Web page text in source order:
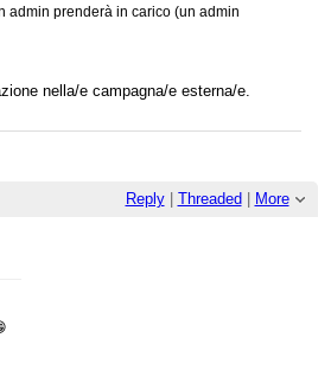
admin prenderà in carico (un admin
nella/e campagna/e esterna/e.
Reply| Threaded More